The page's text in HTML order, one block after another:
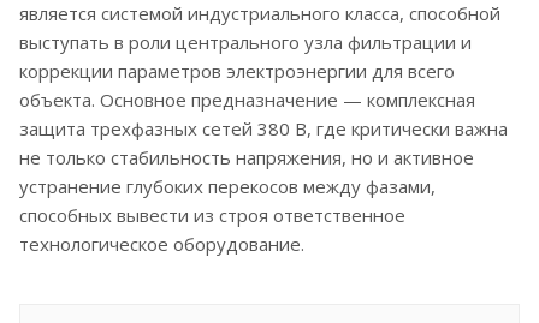
является системой индустриального класса, способной
выступать в роли центрального узла фильтрации и
коррекции параметров электроэнергии для всего
объекта. Основное предназначение — комплексная
защита трехфазных сетей 380 В, где критически важна
не только стабильность напряжения, но и активное
устранение глубоких перекосов между фазами,
способных вывести из строя ответственное
технологическое оборудование.